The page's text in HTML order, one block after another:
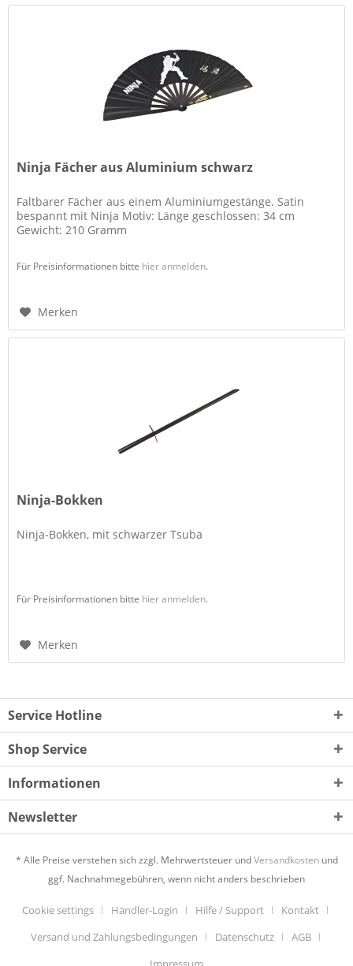
Ninja Fächer aus Aluminium schwarz
Faltbarer Fächer aus einem Aluminiumgestänge. Satin
bespannt mit Ninja Motiv: Länge geschlossen: 34 cm
Gewicht: 210 Gramm
Für Preisinformationen bitte hier anmelden.
Merken
Ninja-Bokken
Ninja-Bokken, mit schwarzer Tsuba
Für Preisinformationen bitte hier anmelden.
Merken
Service Hotline
Shop Service
Informationen
Newsletter
* Alle Preise verstehen sich zzgl. Mehrwertsteuer undVersandkostenund
ggf. Nachnahmegebühren, wenn nicht anders beschrieben
Cookie settings Händler-Login Hilfe / Support
Kontakt
Versand und Zahlungsbedingungen
Datenschutz
AGB